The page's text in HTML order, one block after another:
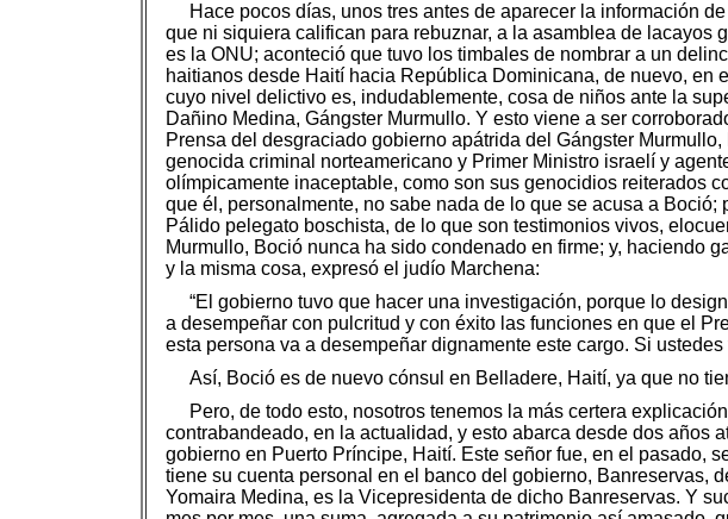
Hace pocos días, unos tres antes de aparecer la información
que ni siquiera califican para rebuznar, a la asamblea de
es la ONU; aconteció que tuvo los timbales de nombrar a un
haitianos desde Haití hacia República Dominicana, de nuevo,
cuyo nivel delictivo es, indudablemente, cosa de niños ante la
Dañino Medina, Gángster Murmullo. Y esto viene a ser
Prensa del desgraciado gobierno apátrida del Gángster
genocida criminal norteamericano y Primer Ministro israelí y
olímpicamente inaceptable, como son sus genocidios reiterados
que él, personalmente, no sabe nada de lo que se acusa a
Pálido pelegato boschista, de lo que son testimonios vivos,
Murmullo, Boció nunca ha sido condenado en firme; y, haciendo
y la misma cosa, expresó el judío Marchena:
“El gobierno tuvo que hacer una investigación, porque lo
a desempeñar con pulcritud y con éxito las funciones en que el
esta persona va a desempeñar dignamente este cargo. Si
Así, Boció es de nuevo cónsul en Belladere, Haití, ya que no
Pero, de todo esto, nosotros tenemos la más certera
contrabandeado, en la actualidad, y esto abarca desde dos años
gobierno en Puerto Príncipe, Haití. Este señor fue, en el pasado,
tiene su cuenta personal en el banco del gobierno, Banreservas,
Yomaira Medina, es la Vicepresidenta de dicho Banreservas. Y